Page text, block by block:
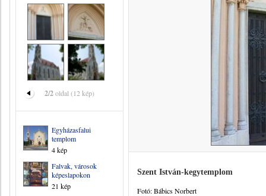
2/2oldal (12 kép)
Egyházasfalui
templom
4 kép
Falvak, városok
képeslapokon
21 kép
Szent István-kegytemplom
Fotó: Bábics Norbert